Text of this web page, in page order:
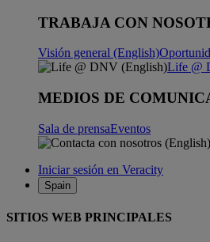
TRABAJA CON
Visión general (English)
Life @
MEDIOS DE
Sala de prensaEventos
Iniciar sesión en Veracity
Spain
SITIOS WEB PRINCIPALES